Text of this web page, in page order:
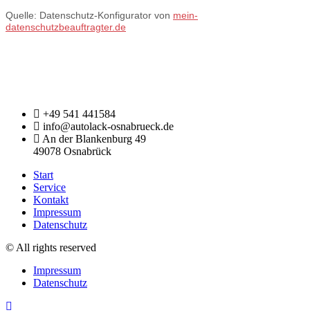
Quelle: Datenschutz-Konfigurator von mein-
datenschutzbeauftragter.de
+49 541 441584
info@autolack-osnabrueck.de
An der Blankenburg 49
49078 Osnabrück
Start
Service
Kontakt
Impressum
Datenschutz
© All rights reserved
Impressum
Datenschutz